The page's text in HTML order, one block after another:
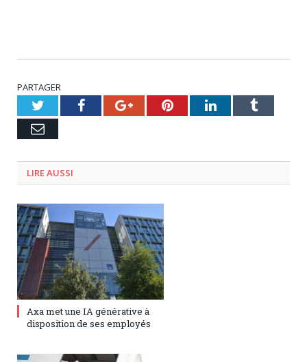
PARTAGER
TwitterFacebookGoogle+PinterestLinkedInTumblr
Email
LIRE AUSSI
1 août 2023 0
Axa met une IA générative à
disposition de ses employés